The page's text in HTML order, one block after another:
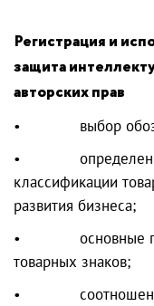
Регистрация и
защита
авторских прав
• выбор
• определение
классификации
развития бизнеса;
• основные
товарных знаков;
• соотношение